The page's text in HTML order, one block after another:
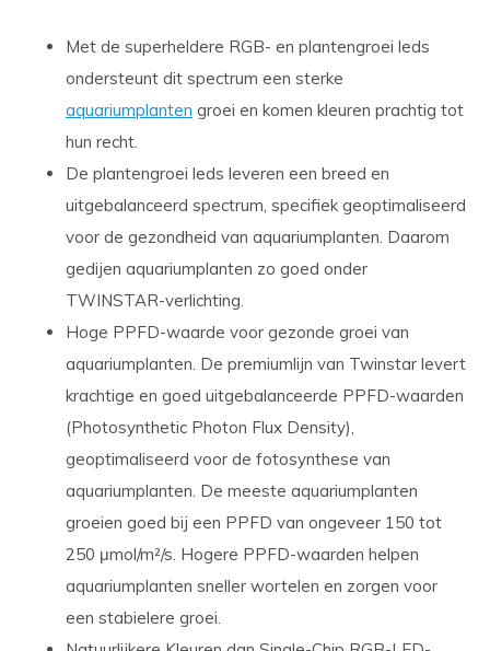
Met de superheldere RGB- en plantengroei leds
ondersteunt dit spectrum een sterke
aquariumplanten groei en komen kleuren prachtig tot
hun recht.
De plantengroei leds leveren een breed en
uitgebalanceerd spectrum, specifiek geoptimaliseerd
voor de gezondheid van aquariumplanten. Daarom
gedijen aquariumplanten zo goed onder
TWINSTAR-verlichting.
Hoge PPFD-waarde voor gezonde groei van
aquariumplanten. De premiumlijn van Twinstar levert
krachtige en goed uitgebalanceerde PPFD-waarden
(Photosynthetic Photon Flux Density),
geoptimaliseerd voor de fotosynthese van
aquariumplanten. De meeste aquariumplanten
groeien goed bij een PPFD van ongeveer 150 tot
250 μmol/m²/s. Hogere PPFD-waarden helpen
aquariumplanten sneller wortelen en zorgen voor
een stabielere groei.